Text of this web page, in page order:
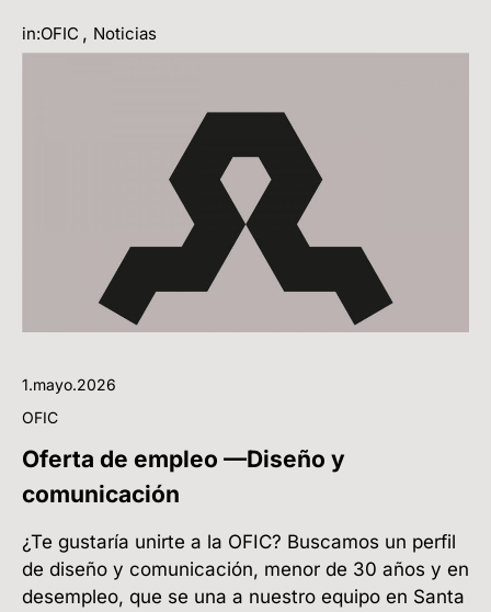
in:OFIC , Noticias
1.mayo.2026
OFIC
Oferta de empleo —Diseño y
comunicación
¿Te gustaría unirte a la OFIC? Buscamos un perfil
de diseño y comunicación, menor de 30 años y en
desempleo, que se una a nuestro equipo en Santa